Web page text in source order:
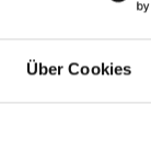
Über Cookies
Ursprungsland